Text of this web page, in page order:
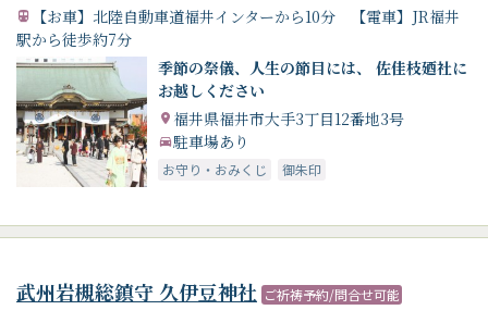
【お車】北陸自動車道福井インターから10分 【電車】JR福井
駅から徒歩約7分
季節の祭儀、人生の節目には、 佐佳枝廼社に
お越しください
福井県福井市大手3丁目12番地3号
駐車場あり
お守り・おみくじ 御朱印
武州岩槻総鎮守 久伊豆神社 ご祈祷予約/問合せ可能